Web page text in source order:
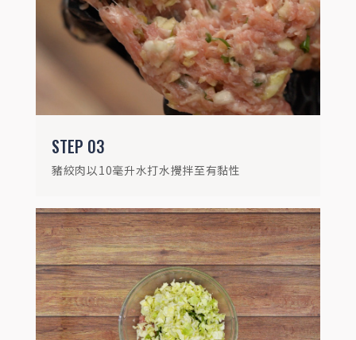
STEP 03
豬絞肉以10毫升水打水攪拌至有黏性
加入高麗菜、薑泥、蔥花、金黃蒜油、純黑
胡椒粉、玫瑰鹽拌勻
STEP05
每顆餃子肉餡取約15克包起，外表拍上少許
麵粉以防沾黏